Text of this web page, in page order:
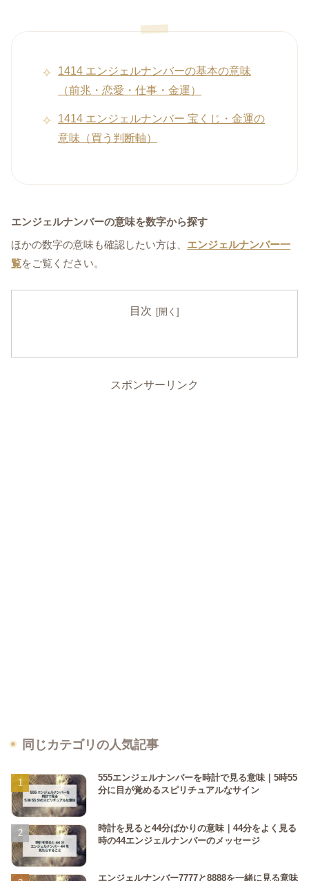
1414 エンジェルナンバーの基本の意味
（前兆・恋愛・仕事・金運）
1414 エンジェルナンバー 宝くじ・金運の
意味（買う判断軸）
エンジェルナンバーの意味を数字から探す
ほかの数字の意味も確認したい方は、 エンジェルナンバー一
覧をご覧ください。
目次
スポンサーリンク
同じカテゴリの人気記事
555エンジェルナンバーを時計で見る意味｜5時55
分に目が覚めるスピリチュアルなサイン
時計を見ると44分ばかりの意味｜44分をよく見る
時の44エンジェルナンバーのメッセージ
エンジェルナンバー7777と8888を一緒に見る意味